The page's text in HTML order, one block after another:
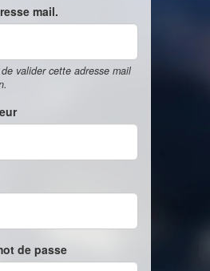
mail.
valider cette adresse mail
de passe